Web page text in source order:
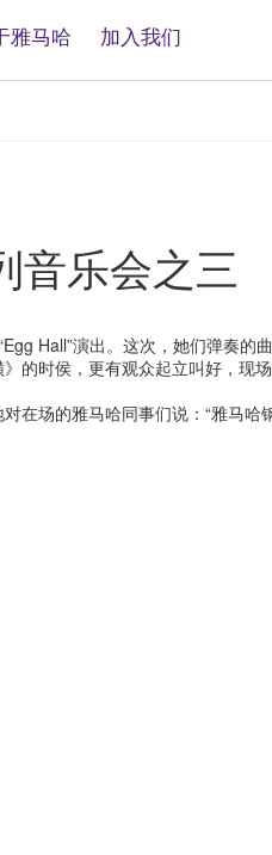
雅马哈 加入我们
音乐会之三
Hall”演出。这次，她们弹奏的
的时侯，更有观众起立叫好，现
在场的雅马哈同事们说：“雅马哈